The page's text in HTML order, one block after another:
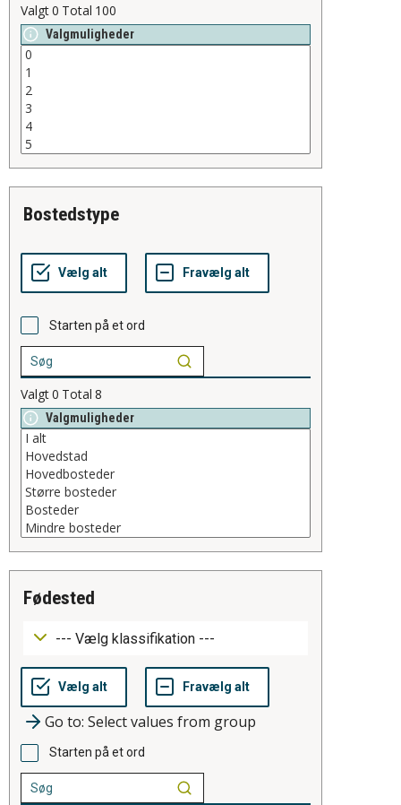
Valgt0 Total 100
Valgmuligheder
bostedstype
Starten på et ord
Valgt0 Total 8
Valgmuligheder
fødested
Go to: Select values from group
Starten på et ord